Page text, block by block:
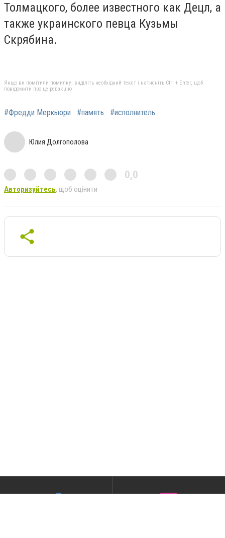
Толмацкого, более известного как Децл, а
также украинского певца Кузьмы
Скрябина.
Якщо ви помітили помилку, виділіть необхідний текст і натисніть Ctrl + Enter, щоб
повідомити про це редакцію
#Фредди Меркьюри #память #исполнитель
Юлия Долгополова
0,0
Авторизуйтесь, щоб оцінити